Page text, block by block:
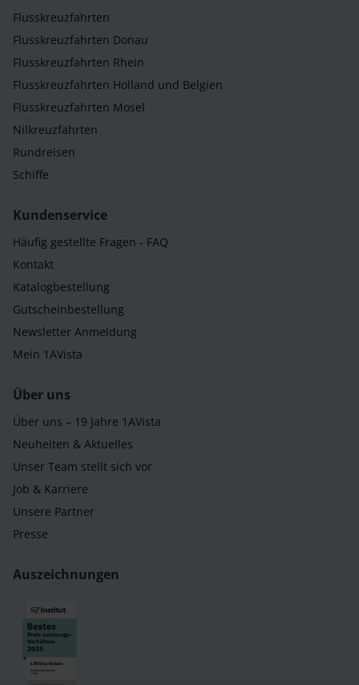
Flusskreuzfahrten
Flusskreuzfahrten Donau
Flusskreuzfahrten Rhein
Flusskreuzfahrten Holland und Belgien
Flusskreuzfahrten Mosel
Nilkreuzfahrten
Rundreisen
Schiffe
Kundenservice
Häufig gestellte Fragen - FAQ
Kontakt
Katalogbestellung
Gutscheinbestellung
Newsletter Anmeldung
Mein 1AVista
Über uns
Über uns – 19 Jahre 1AVista
Neuheiten & Aktuelles
Unser Team stellt sich vor
Job & Karriere
Unsere Partner
Presse
Auszeichnungen